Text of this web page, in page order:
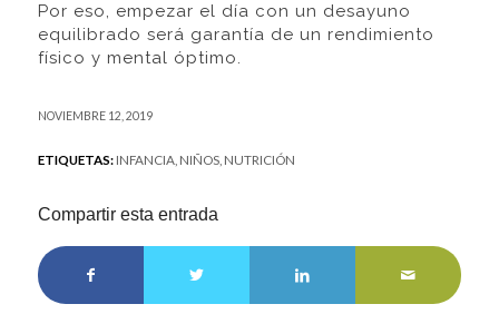
Por eso, empezar el día con un desayuno
equilibrado será garantía de un rendimiento
físico y mental óptimo.
NOVIEMBRE 12, 2019
ETIQUETAS: INFANCIA, NIÑOS, NUTRICIÓN
Compartir esta entrada